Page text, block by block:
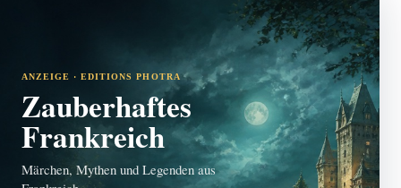
ANZEIGE · EDITIONS PHOTRA
Zauberhaftes
Frankreich
Märchen, Mythen und Legenden aus